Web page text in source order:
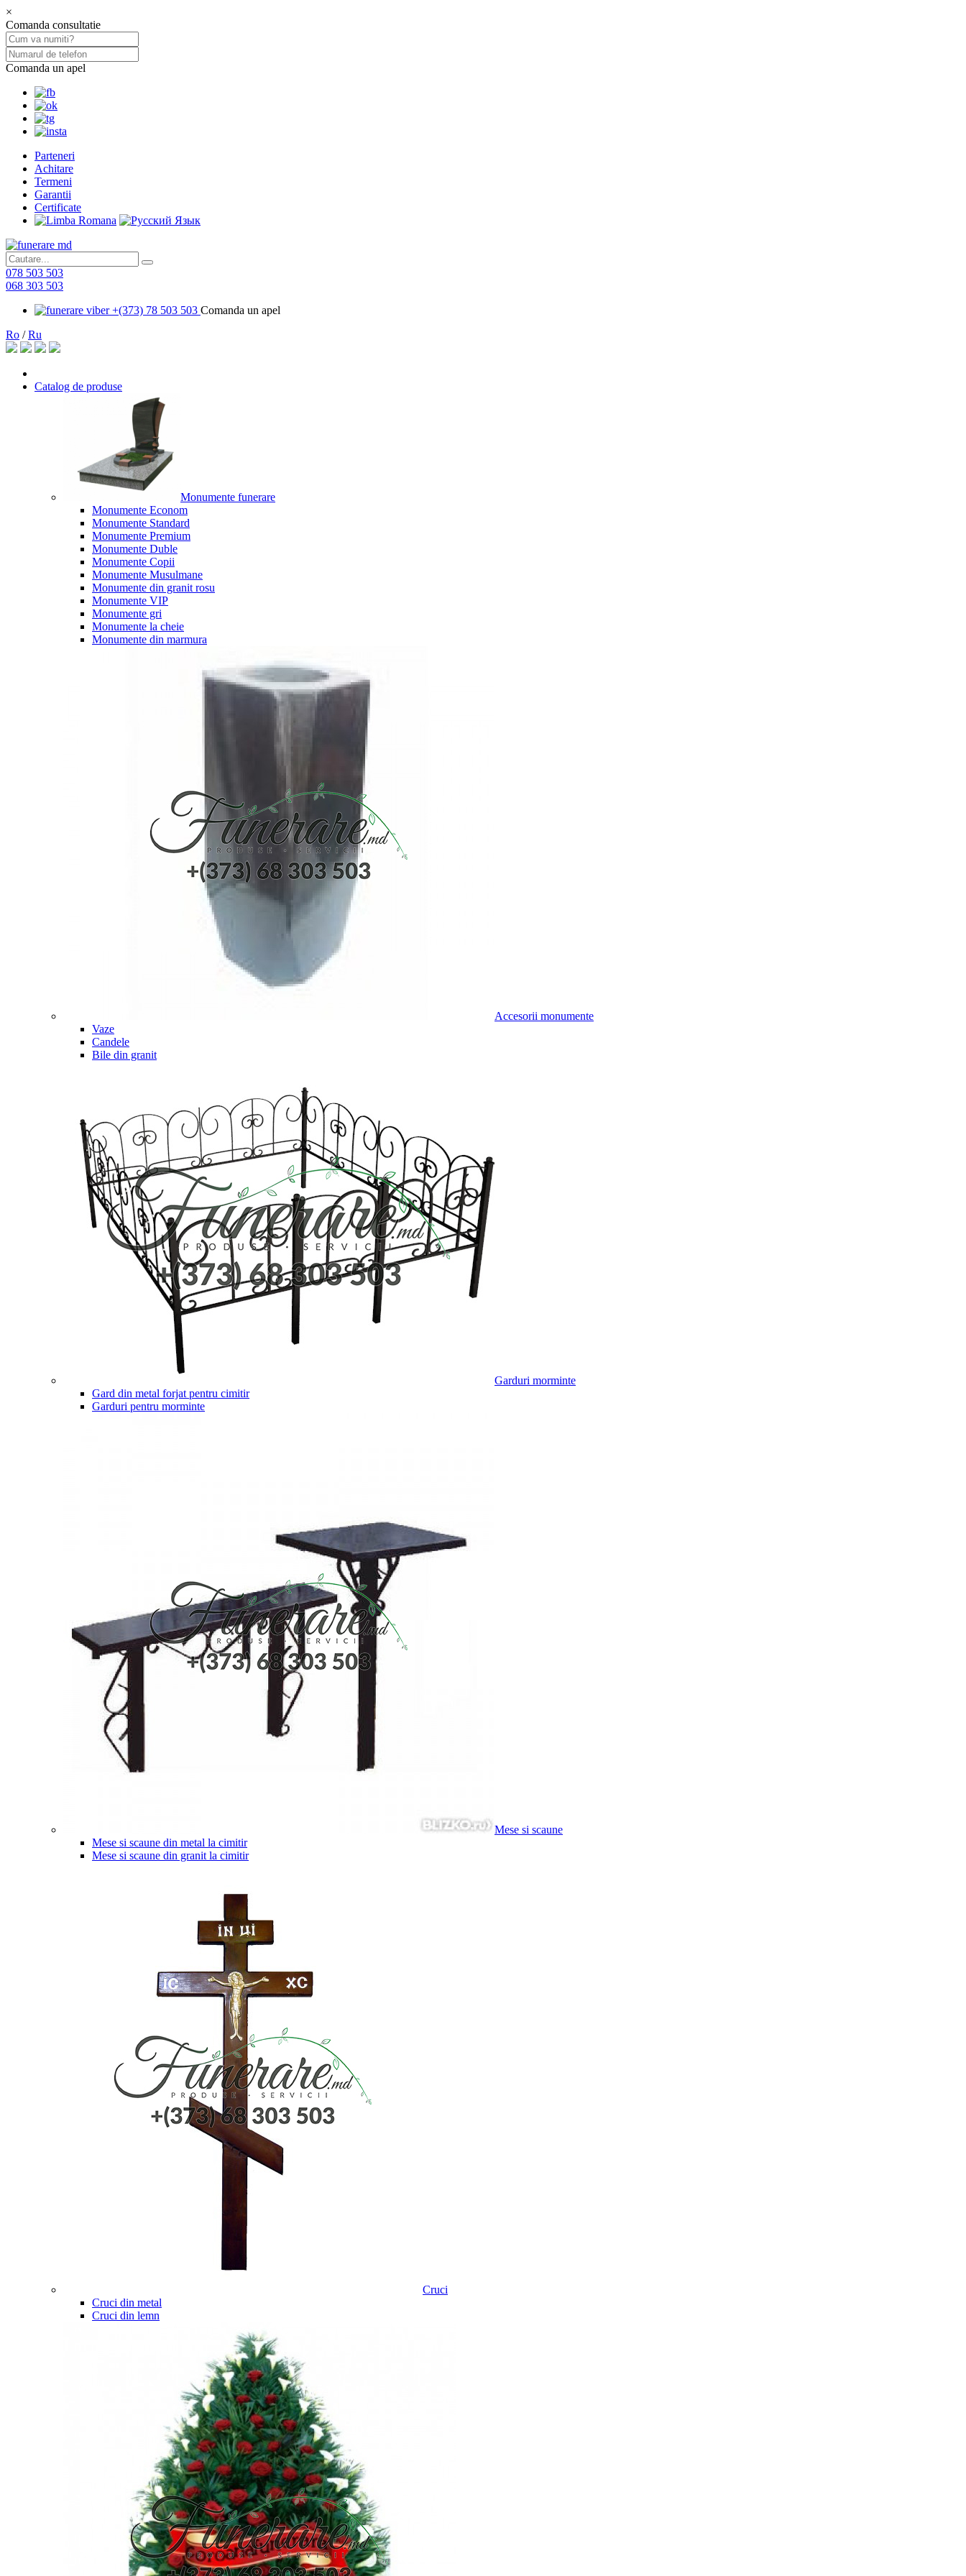
×
Comanda consultatie
Comanda un apel
Parteneri
Achitare
Termeni
Garantii
Certificate
078 503 503
068 303 503
+(373) 78 503 503 Comanda un apel
Ro /Ru
Catalog de produse
Monumente funerare
Monumente Econom
Monumente Standard
Monumente Premium
Monumente Duble
Monumente Copii
Monumente Musulmane
Monumente din granit rosu
Monumente VIP
Monumente gri
Monumente la cheie
Monumente din marmura
Accesorii monumente
Vaze
Candele
Bile din granit
Garduri morminte
Gard din metal forjat pentru cimitir
Garduri pentru morminte
Mese si scaune
Mese si scaune din metal la cimitir
Mese si scaune din granit la cimitir
Cruci
Cruci din metal
Cruci din lemn